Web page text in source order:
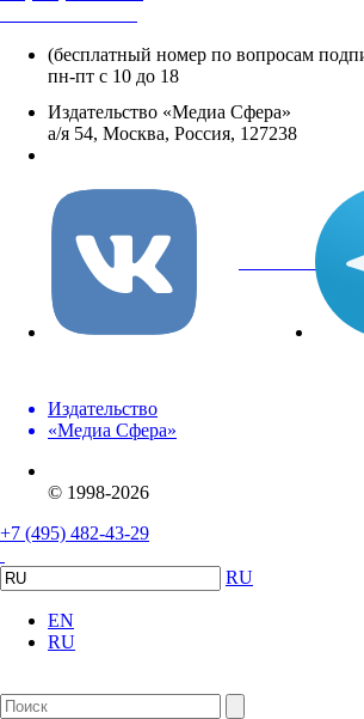
(бесплатный номер по вопросам
пн-пт с 10 до 18
Издательство «Медиа Сфера»
а/я 54, Москва, Россия, 127238
вКонтакте
Издательство
«Медиа Сфера»
© 1998-2026
+7 (495) 482-43-29
RU
EN
RU